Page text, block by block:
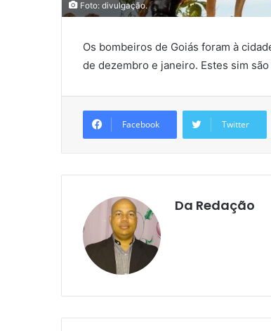
Foto: divulgação.
Os bombeiros de Goiás foram à
de dezembro e janeiro. Estes sim
Facebook Twitter
Da Redação